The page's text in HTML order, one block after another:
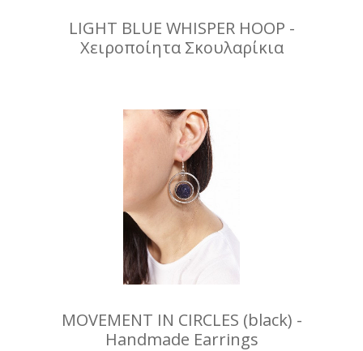
LIGHT BLUE WHISPER HOOP -
Χειροποίητα Σκουλαρίκια
MOVEMENT IN CIRCLES (black) -
Handmade Earrings